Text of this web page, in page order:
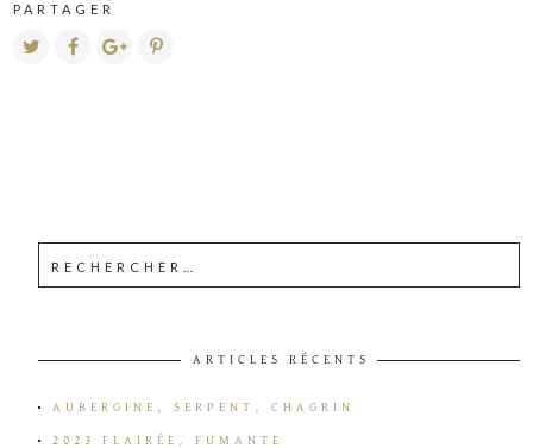
PARTAGER
ARTICLES RÉCENTS
AUBERGINE, SERPENT, CHAGRIN
2023 FLAIRÉE, FUMANTE